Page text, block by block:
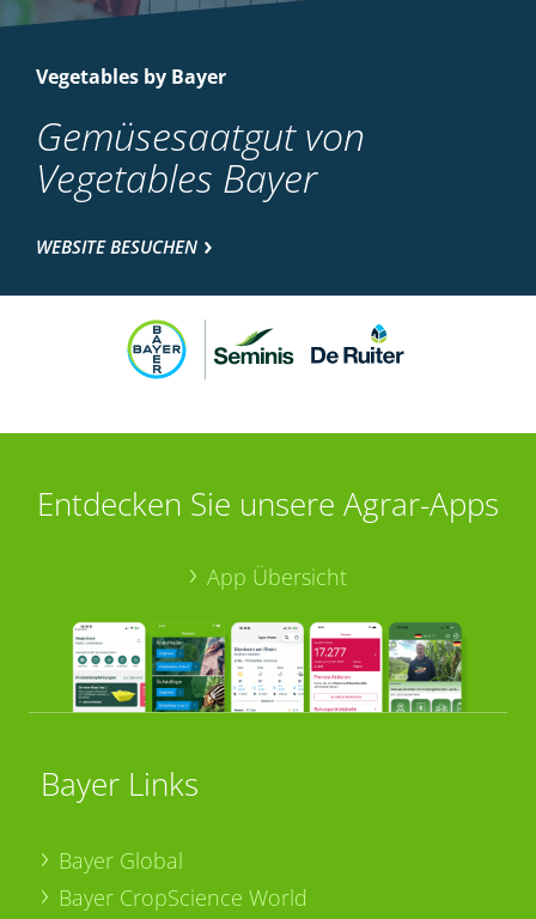
Vegetables by Bayer
Gemüsesaatgut von
Vegetables Bayer
WEBSITE BESUCHEN
Entdecken Sie unsere Agrar-Apps
App Übersicht
Bayer Links
Bayer Global
Bayer CropScience World